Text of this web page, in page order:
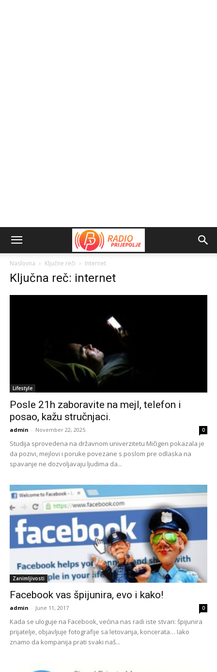
Naslovna Ključne reči Internet
Ključna reč: internet
Lifestyle
Posle 21h zaboravite na mejl, telefon i
posao, kažu stručnjaci.
admin - November 22, 2025 0
Studija sprovedena na državnom univerzitetu Mičigen pokazala je
da pozivi, mejlovi i poruke povezane s poslom pre odlaska na
spavanje ne dozvoljavaju ljudima da...
Zanimljivosti
Facebook vas špijunira, evo i kako!
admin - June 11, 2017 0
Kada se uloguje na Facebook, većina nas radi iste stvari: špijunira
prijatelje, objavljuje fotografije sa letovanja, koncerata… Iako
znamo da kompanija prati svaki naš...